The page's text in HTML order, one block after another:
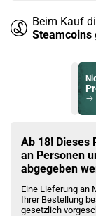
Beim Kauf
Steamcoins
Ab 18! Dieses
an Personen
abgegeben
Eine Lieferung an
Ihrer Bestellung
gesetzlich